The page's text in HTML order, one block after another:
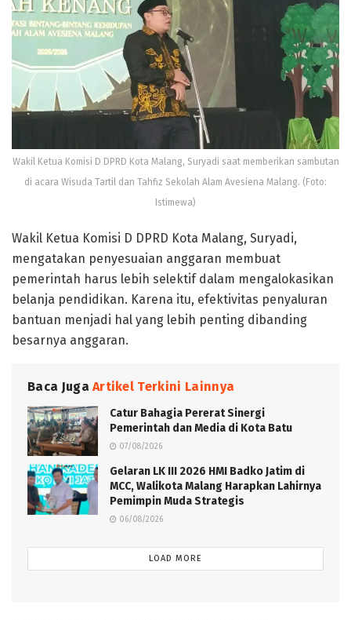
Wakil Ketua Komisi D DPRD Kota Malang, Suryadi saat memberikan sambutan
di acara Wisuda Tartil dan Tahfiz Sekolah Alam Avesiena Malang. (Foto:
Istimewa)
Wakil Ketua Komisi D DPRD Kota Malang, Suryadi,
mengatakan penyesuaian anggaran membuat
pemerintah harus lebih selektif dalam mengalokasikan
belanja pendidikan. Karena itu, efektivitas penyaluran
bantuan menjadi hal yang lebih penting dibanding
besarnya anggaran.
Baca Juga Artikel Terkini Lainnya
Catur Bahagia Pererat Sinergi
Pemerintah dan Media di Kota Batu
07/08/2026
Gelaran LK III 2026 HMI Badko Jatim di
MCC, Walikota Malang Harapkan Lahirnya
Pemimpin Muda Strategis
06/08/2026
LOAD MORE